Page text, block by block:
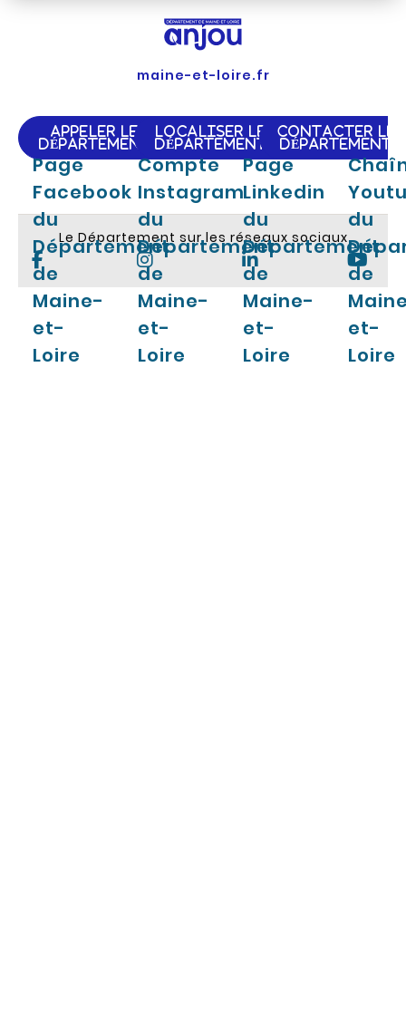
maine-et-loire.fr
APPELER LE
DÉPARTEMENT
LOCALISER LE
DÉPARTEMENT
CONTACTER LE
DÉPARTEMENT
Le Département sur les réseaux sociaux
Page
Facebook
du
Département
de
Maine-
et-
Loire
Compte
Instagram
du
Département
de
Maine-
et-
Loire
Page
Linkedin
du
Département
de
Maine-
et-
Loire
du
de
et-
Loire